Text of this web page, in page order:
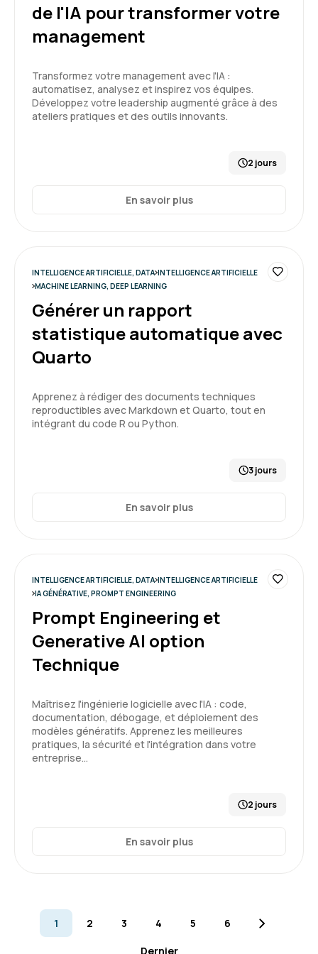
Florent C.
Très bon état des lieux permettant de bien
introduire l'IA à des pseudos néophytes avec
une bonne explication des forces et des
faiblesses de chaque type de modèle.
5
Formateur dynamique et pertinent
Formation : IA générative, état de l'art
CARNEIRO T. Le 19/03/2026
Jean-Luc T.
5
Cela m’a ouvert les yeux en matière d’IA
Formation : Prompt Engineering et Generative AI
particulier. connectivité très correcte.
de l'IA pour transformer votre
management
Transformez votre management avec l'IA :
automatisez, analysez et inspirez vos équipes.
Développez votre leadership augmenté grâce à des
ateliers pratiques et des outils innovants.
2 jours
En savoir plus
INTELLIGENCE ARTIFICIELLE, DATA INTELLIGENCE ARTIFICIELLE
MACHINE LEARNING, DEEP LEARNING
Générer un rapport
statistique automatique avec
Quarto
Apprenez à rédiger des documents techniques
reproductibles avec Markdown et Quarto, tout en
intégrant du code R ou Python.
3 jours
En savoir plus
INTELLIGENCE ARTIFICIELLE, DATA INTELLIGENCE ARTIFICIELLE
IA GÉNÉRATIVE, PROMPT ENGINEERING
Prompt Engineering et
Generative AI option
Technique
Maîtrisez l'ingénierie logicielle avec l'IA : code,
documentation, débogage, et déploiement des
modèles génératifs. Apprenez les meilleures
pratiques, la sécurité et l'intégration dans votre
entreprise…
2 jours
En savoir plus
1 2 3 4 5 6
Dernier